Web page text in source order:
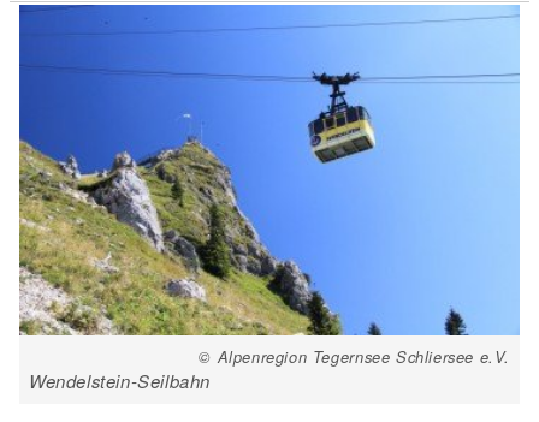
© Alpenregion Tegernsee Schliersee e.V.
Wendelstein-Seilbahn